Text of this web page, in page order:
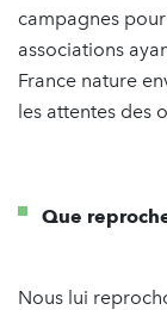
campagnes
associations
France nature
les attentes des
Que
Nous lui